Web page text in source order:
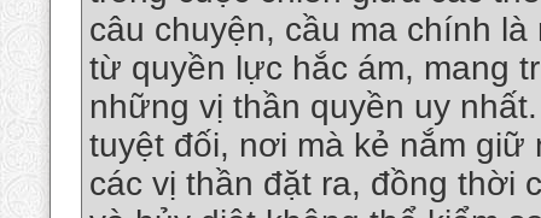
câu chuyện, cầu ma chính
từ quyền lực hắc ám, mang
những vị thần quyền uy
tuyệt đối, nơi mà kẻ nắm
các vị thần đặt ra, đồng thời